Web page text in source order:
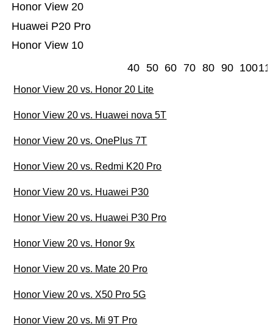
Honor View 10
Huawei P20 Pro
Honor View 20
40 50 60 70 80 90 100
Honor View 20 vs. Honor 20 Lite
Honor View 20 vs. Huawei nova 5T
Honor View 20 vs. OnePlus 7T
Honor View 20 vs. Redmi K20 Pro
Honor View 20 vs. Huawei P30
Honor View 20 vs. Huawei P30 Pro
Honor View 20 vs. Honor 9x
Honor View 20 vs. Mate 20 Pro
Honor View 20 vs. X50 Pro 5G
Honor View 20 vs. Mi 9T Pro